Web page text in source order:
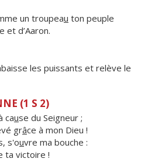
un troupeau ton peuple
et d’Aaron.
les puissants et relève le
(1 S 2)
cause du Seigneur ;
grâce à mon Dieu !
s'ouvre ma bouche :
ta victoire !